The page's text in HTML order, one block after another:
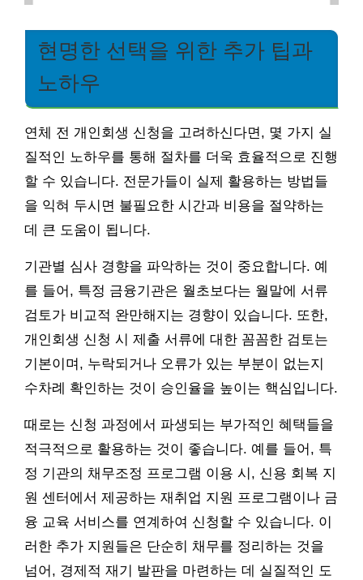
현명한 선택을 위한 추가 팁과
노하우
연체 전 개인회생 신청을 고려하신다면, 몇 가지 실
질적인 노하우를 통해 절차를 더욱 효율적으로 진행
할 수 있습니다. 전문가들이 실제 활용하는 방법들
을 익혀 두시면 불필요한 시간과 비용을 절약하는
데 큰 도움이 됩니다.
기관별 심사 경향을 파악하는 것이 중요합니다. 예
를 들어, 특정 금융기관은 월초보다는 월말에 서류
검토가 비교적 완만해지는 경향이 있습니다. 또한,
개인회생 신청 시 제출 서류에 대한 꼼꼼한 검토는
기본이며, 누락되거나 오류가 있는 부분이 없는지
수차례 확인하는 것이 승인율을 높이는 핵심입니다.
때로는 신청 과정에서 파생되는 부가적인 혜택들을
적극적으로 활용하는 것이 좋습니다. 예를 들어, 특
정 기관의 채무조정 프로그램 이용 시, 신용 회복 지
원 센터에서 제공하는 재취업 지원 프로그램이나 금
융 교육 서비스를 연계하여 신청할 수 있습니다. 이
러한 추가 지원들은 단순히 채무를 정리하는 것을
넘어, 경제적 재기 발판을 마련하는 데 실질적인 도